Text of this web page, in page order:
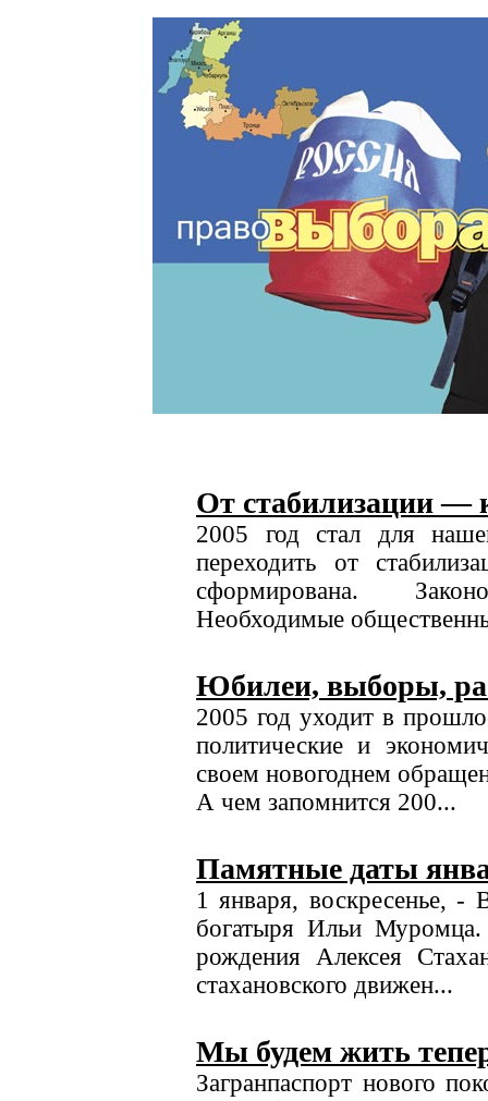
От стабилизации —
2005 год стал для
переходить от
сформирована.
Необходимые
Юбилеи, выборы,
2005 год уходит в
политические и
своем новогоднем
А чем запомнится 200...
Памятные даты
1 января, воскресенье,
богатыря Ильи
рождения Алексея
стахановского движен...
Мы будем жить
Загранпаспорт нового